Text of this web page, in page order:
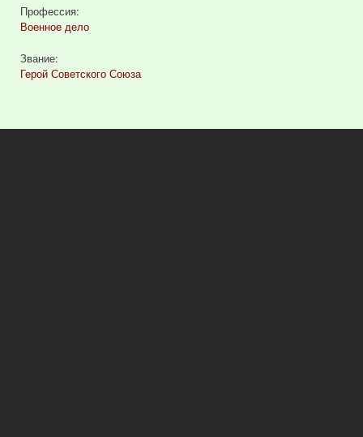
Профессия:
Военное дело
Звание:
Герой Советского Союза